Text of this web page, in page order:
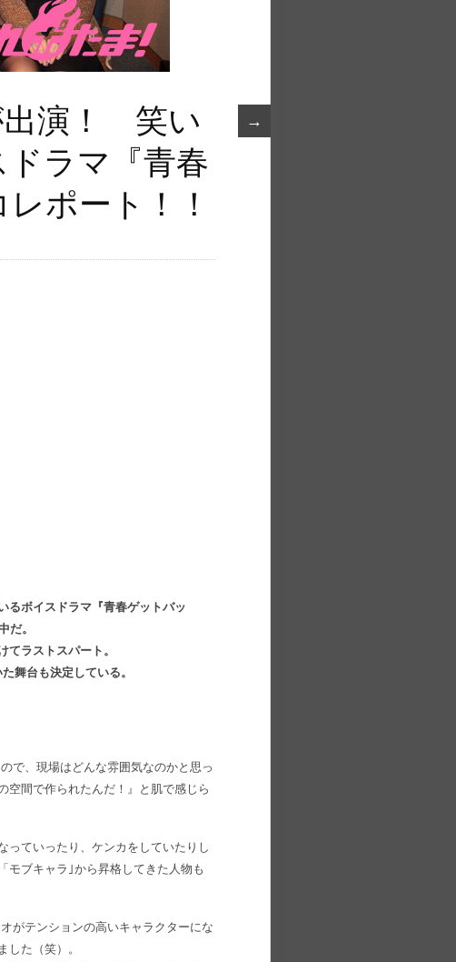
→
出演！ 笑い
ラマ『青春
ポート！！
るボイスドラマ『青春ゲットバッ
だ。
ラストスパート。
舞台も決定している。
で、現場はどんな雰囲気なのかと思っ
空間で作られたんだ！』と肌で感じら
っていったり、ケンカをしていたりし
モブキャラ｣から昇格してきた人物も
がテンションの高いキャラクターにな
した（笑）。